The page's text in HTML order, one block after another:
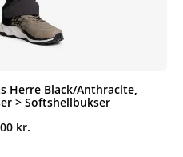
Herre Black/Anthracite,
> Softshellbukser
kr.